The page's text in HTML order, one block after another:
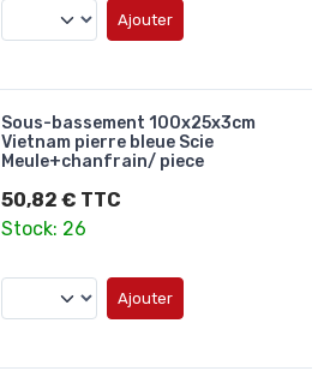
Ajouter
Sous-bassement 100x25x3cm
Vietnam pierre bleue Scie
Meule+chanfrain/ piece
50,82 € TTC
Stock: 26
Ajouter